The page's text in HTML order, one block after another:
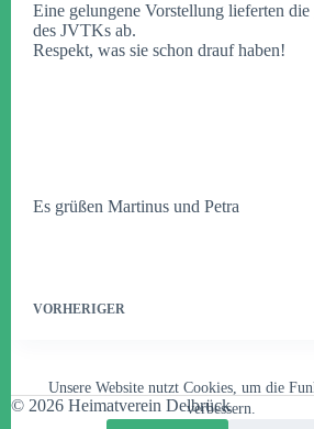
Unsere Website nutzt Cookies, um die
verbessern.
Eine gelungene Vorstellung lieferten
des JVTKs ab.
Respekt, was sie schon drauf haben!
Es grüßen Martinus und Petra
VORHERIGER
© 2026 Heimatverein Delbrück